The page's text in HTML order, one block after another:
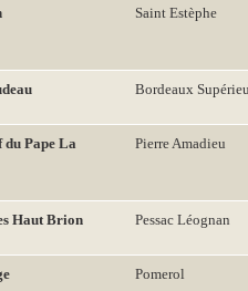
Saint Estèphe
Bordeaux
du Pape La Pierre Amadieu
Haut Brion Pessac Léognan
Pomerol